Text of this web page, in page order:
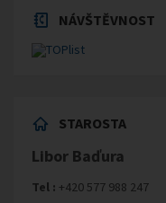
NÁVŠTĚVNOST
STAROSTA
Libor Baďura
Tel : +420 577 988 247